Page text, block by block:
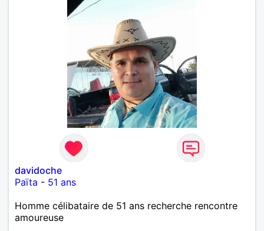
autant être trop locace. Je suis bourré de qualités
avec très peu de défauts. Je suis altruiste,
bienveillant, empathique, attentionné, honnête,
respectueux, doux de caractère et compréhensif : je
laisse « glisser » beaucoup de choses. Mais ne vous
m’éprenez pas Mesdames, si une personne que
j’aime me trahit une fois, il n’y aura pas de seconde
chance et je l’effacerai à « vitam eternam ».
Néanmoins, je suis un tout petit peu maniaque ainsi
qu’impatient. J’essaye de faire des efforts. Rien de
bien dramatique ! Du moins je le pense……Je suis un
homme facile à vivre. À vous si vous le souhaitez,
d’apprendre à me connaître davantage. J’en serai
ravi….A très bientôt je l’espère.
davidoche
Païta - 51 ans
Homme célibataire de 51 ans recherche rencontre
amoureuse